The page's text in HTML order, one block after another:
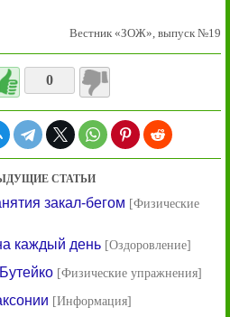
Вестник «ЗОЖ», выпуск №19
0
СТАТЬИ
закал-бегом [Физические
каждый день [Оздоровление]
[Физические упражнения]
[Информация]